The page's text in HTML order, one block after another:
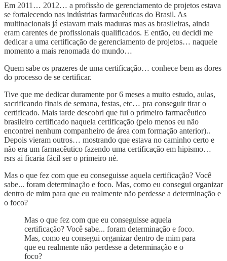
Em 2011… 2012… a profissão de gerenciamento de projetos estava
se fortalecendo nas indústrias farmacêuticas do Brasil. As
multinacionais já estavam mais maduras mas as brasileiras, ainda
eram carentes de profissionais qualificados. E então, eu decidi me
dedicar a uma certificação de gerenciamento de projetos… naquele
momento a mais renomada do mundo…
Quem sabe os prazeres de uma certificação… conhece bem as dores
do processo de se certificar.
Tive que me dedicar duramente por 6 meses a muito estudo, aulas,
sacrificando finais de semana, festas, etc… pra conseguir tirar o
certificado. Mais tarde descobri que fui o primeiro farmacêutico
brasileiro certificado naquela certificação (pelo menos eu não
encontrei nenhum companheiro de área com formação anterior)..
Depois vieram outros… mostrando que estava no caminho certo e
não era um farmacêutico fazendo uma certificação em hipismo…
rsrs ai ficaria fácil ser o primeiro né.
Mas o que fez com que eu conseguisse aquela certificação? Você
sabe... foram determinação e foco. Mas, como eu consegui organizar
dentro de mim para que eu realmente não perdesse a determinação e
o foco?
Mas o que fez com que eu conseguisse aquela
certificação? Você sabe... foram determinação e foco.
Mas, como eu consegui organizar dentro de mim para
que eu realmente não perdesse a determinação e o
foco?